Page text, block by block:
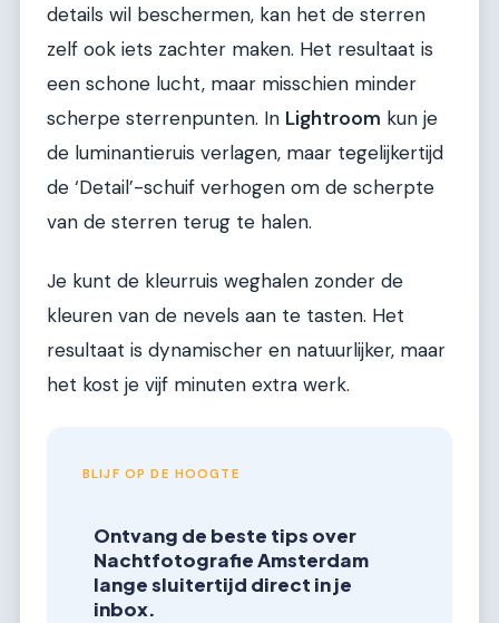
details wil beschermen, kan het de sterren
zelf ook iets zachter maken. Het resultaat is
een schone lucht, maar misschien minder
scherpe sterrenpunten. In Lightroom kun je
de luminantieruis verlagen, maar tegelijkertijd
de ‘Detail’-schuif verhogen om de scherpte
van de sterren terug te halen.
Je kunt de kleurruis weghalen zonder de
kleuren van de nevels aan te tasten. Het
resultaat is dynamischer en natuurlijker, maar
het kost je vijf minuten extra werk.
BLIJF OP DE HOOGTE
Ontvang de beste tips over
Nachtfotografie Amsterdam
lange sluitertijd direct in je
inbox.